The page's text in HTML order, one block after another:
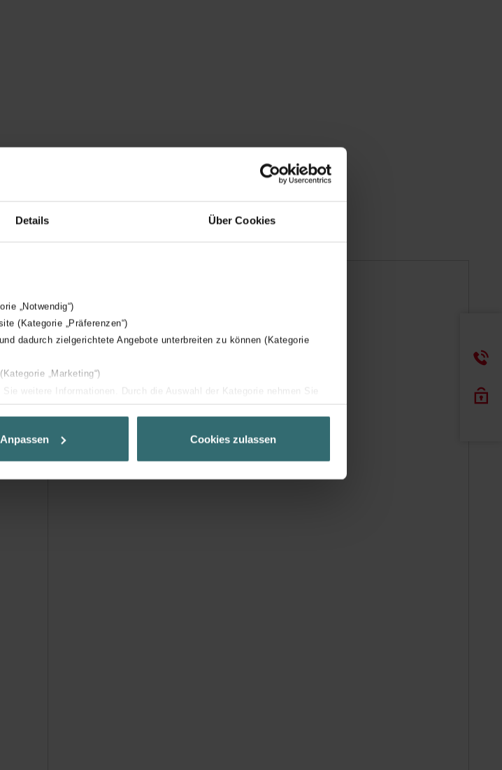
Details Über Cookies
„Notwendig“)
(Kategorie „Präferenzen“)
dadurch zielgerichtete Angebote unterbreiten zu können (Kategorie
„Marketing“)
weitere Informationen. Durch die Auswahl der Kategorie nehmen Sie
zu ermöglichen und Ihnen maßgeschneiderte Informationen
können Sie selbstverständlich über einen Link in der
Anpassen Cookies zulassen